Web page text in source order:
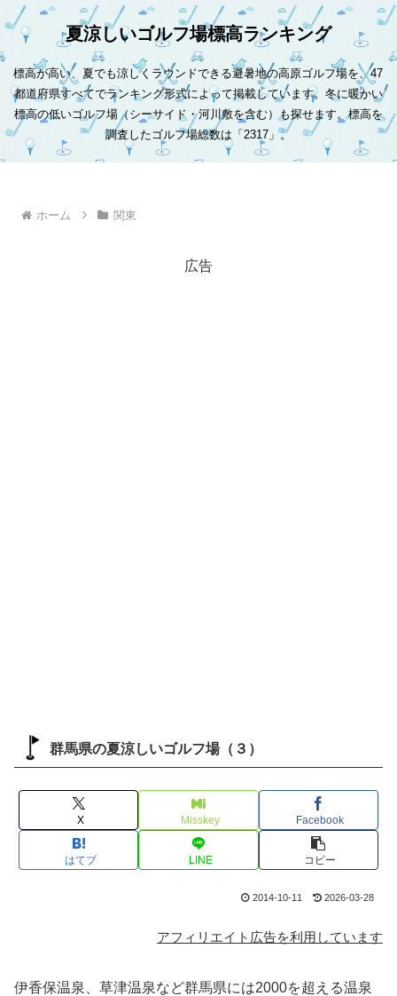
夏涼しいゴルフ場標高ランキング
標高が高い、夏でも涼しくラウンドできる避暑地の高原ゴルフ場を、47
都道府県すべてでランキング形式によって掲載しています。冬に暖かい
標高の低いゴルフ場（シーサイド・河川敷を含む）も探せます。標高を
調査したゴルフ場総数は「2317」。
ホーム 関東
広告
群馬県の夏涼しいゴルフ場（３）
X Misskey Facebook
はてブ LINE コピー
2014-10-11 2026-03-28
アフィリエイト広告を利用しています
伊香保温泉、草津温泉など群馬県には2000を超える温泉